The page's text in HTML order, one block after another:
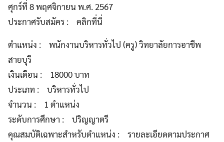
ศุกร์ที่ 8 พฤศจิกายน พ.ศ. 2567
ประกาศรับสมัคร : คลิกที่นี่
ตำแหน่ง : พนักงานบริหารทั่วไป (ครู) วิทยาลัยการอาชีพ
สายบุรี
เงินเดือน : 18000 บาท
ประเภท : บริหารทั่วไป
จำนวน : 1 ตำแหน่ง
ระดับการศึกษา : ปริญญาตรี
คุณสมบัติเฉพาะสำหรับตำแหน่ง : รายละเอียดตามประกาศ